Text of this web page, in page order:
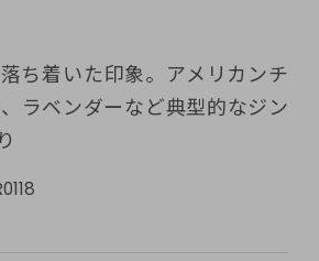
ち着いた印象。アメリカンチ
ラベンダーなど典型的なジン